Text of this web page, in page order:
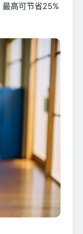
最高可节省25%